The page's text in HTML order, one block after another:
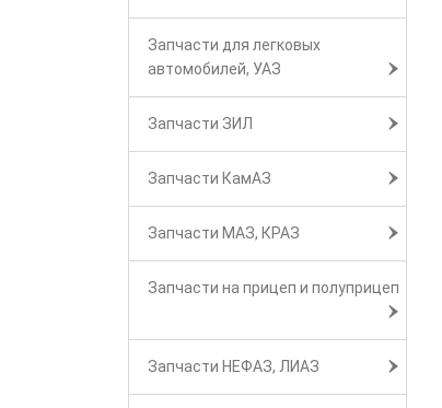
Запчасти для легковых
автомобилей, УАЗ
Запчасти ЗИЛ
Запчасти КамАЗ
Запчасти МАЗ, КРАЗ
Запчасти на прицеп и полуприцеп
Запчасти НЕФАЗ, ЛИАЗ